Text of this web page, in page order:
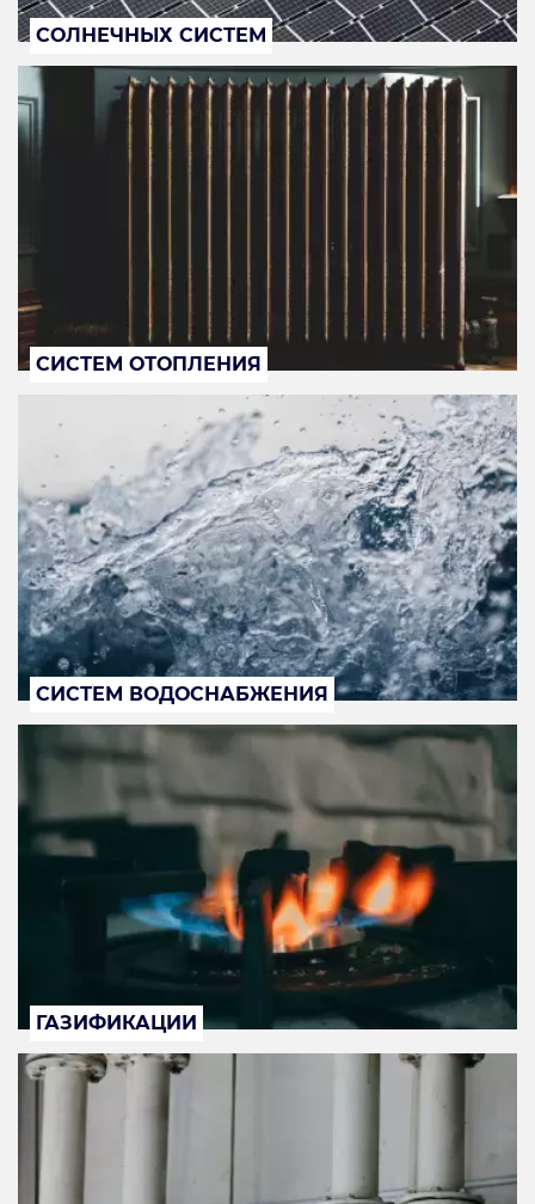
СОЛНЕЧНЫХ СИСТЕМ
СИСТЕМ ОТОПЛЕНИЯ
СИСТЕМ ВОДОСНАБЖЕНИЯ
ГАЗИФИКАЦИИ